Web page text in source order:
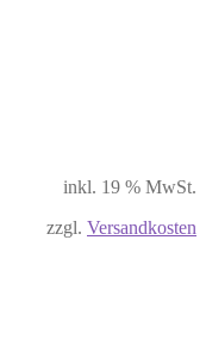
inkl. 19 % MwSt.
zzgl. Versandkosten